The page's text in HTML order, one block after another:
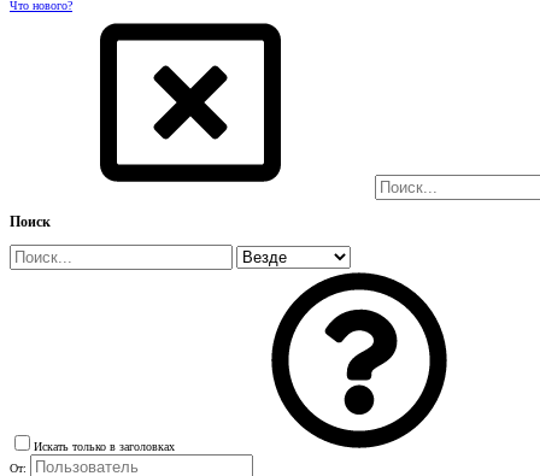
Что нового?
Поиск
Искать только в заголовках
От: